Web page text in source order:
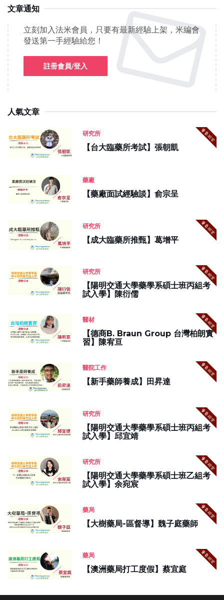
文章通知
立刻加入法米會員，只要有最新經驗上架，米編會
發送第一手經驗給您！
註冊會員/登入
人氣文章
研究所
【台大臨藥所考試】張朝凱
藥廠
【藥廠面試經驗談】俞宗呈
研究所
【成大臨藥所推甄】葛增平
研究所
【陽明交通大學藥學系碩士班丙組考
試入學】陳衍儒
醫材
【德商B. Braun Group 台灣柏朗實
習】陳宥亘
醫院工作
【新手藥師養成】田昇達
研究所
【陽明交通大學藥學系碩士班丙組考
試入學】邱宜靖
研究所
【陽明交通大學藥學系碩士班乙組考
試入學】余宛宸
藥局
【大樹藥局-區督導】魏子庭藥師
藥局
【澳洲藥局打工度假】蔡宜庭